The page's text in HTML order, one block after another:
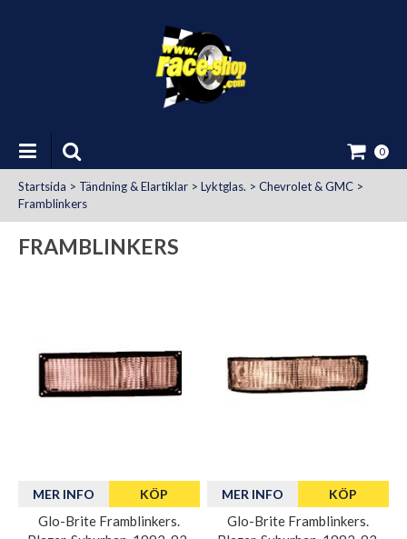
0
Uttag
Startsida > Tändning & Elartiklar > Lyktglas. > Chevrolet & GMC >
Framblinkers
FRAMBLINKERS
MER INFO KÖP
Glo-Brite Framblinkers.
MER INFO KÖP
Glo-Brite Framblinkers.